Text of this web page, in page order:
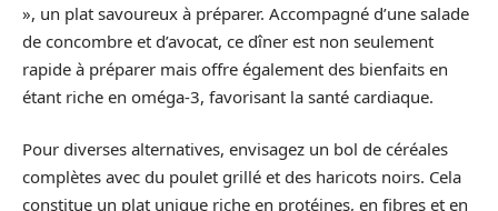
», un plat savoureux à préparer. Accompagné d’une salade
de concombre et d’avocat, ce dîner est non seulement
rapide à préparer mais offre également des bienfaits en
étant riche en oméga-3, favorisant la santé cardiaque.
Pour diverses alternatives, envisagez un bol de céréales
complètes avec du poulet grillé et des haricots noirs. Cela
constitue un plat unique riche en protéines, en fibres et en